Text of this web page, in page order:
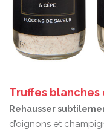
Truffes blanches
Rehausser
d’oignons et